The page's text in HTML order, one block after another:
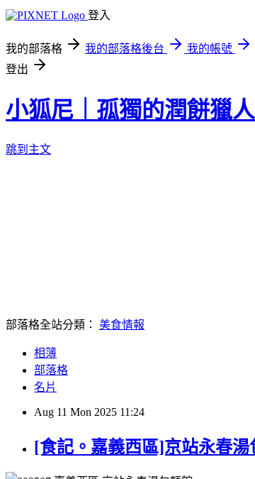
登入
我的部落格 我的部落格後台
我的帳號
登出
小狐尼｜孤獨的潤餅獵
跳到主文
部落格全站分類： 美食情報
相簿
部落格
名片
Aug 11 Mon 2025 11:24
[食記。嘉義西區]京站永春